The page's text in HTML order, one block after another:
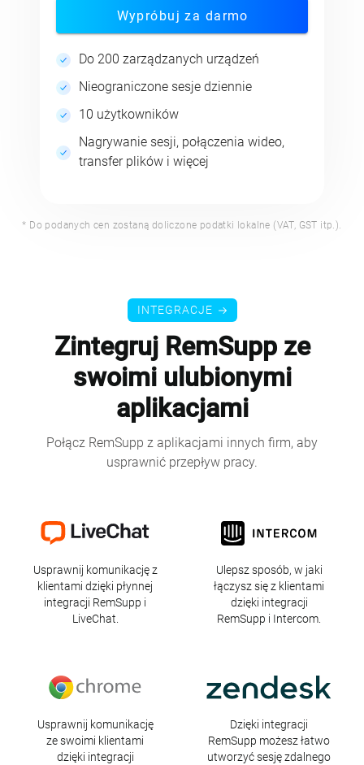
Wypróbuj za darmo
Do 200 zarządzanych urządzeń
Nieograniczone sesje dziennie
10 użytkowników
Nagrywanie sesji, połączenia wideo,
transfer plików i więcej
* Do podanych cen zostaną doliczone podatki lokalne (VAT, GST itp.).
INTEGRACJE
Zintegruj RemSupp ze
swoimi ulubionymi
aplikacjami
Połącz RemSupp z aplikacjami innych firm, aby
usprawnić przepływ pracy.
Usprawnij komunikację z
klientami dzięki płynnej
integracji RemSupp i
LiveChat.
Ulepsz sposób, w jaki
łączysz się z klientami
dzięki integracji
RemSupp i Intercom.
Usprawnij komunikację
ze swoimi klientami
dzięki integracji
Dzięki integracji
RemSupp możesz łatwo
utworzyć sesję zdalnego